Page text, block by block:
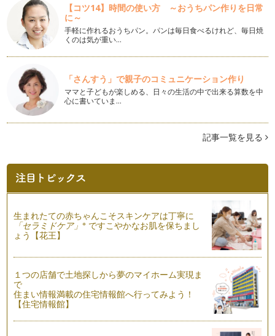
美文字への近道！3ステップで今すぐ品格のあるひらがなに！
前回の記事『脱・ぎこちない字！上級感を出せるたった2つの
コツ』の中でも少し触れたひらがな。…
脱・ぎこちない字！上級感を出せるたった2つのコツ
字を書くのに、リズム…？と思う方もいるかもしれませんね。
…
筆ペンを使いこなしてワンランク上の美文字を目指す！～後編
～
前回の記事では、筆ペンの正しい持ち方、オススメの筆ペン、
筆ペンを使いこなしてワンランク上の美文字を目指す！〜前
編〜
p.p1 {margin: 0.0px 0.0px 0.0px 0.0px; font: 1…
漢数字の『三』で横画をマスター！
漢字を書いていると多く出てくる横画、どれも同じだと思って
いませんか？ 実は一言に&…
子どもっぽい字は卒業！やってしまいがちな3つの失敗
小さい頃、大人になったら自然に大人っぽい字が書けるように
なるのでは？なんて思っていませんで…
今回は、毎日たった5分でも良いので練習してほしい文字をお
【コツ14】時間の使い方 ～おうちパン作りを日常
に～
手軽に作れるおうちパン。パンは毎日食べるけれど、毎日焼
くのは気が重い…
「さんすう」で親子のコミュニケーション作り
ママと子どもが楽しめる、日々の生活の中で出来る算数を中
心に書いていま…
記事一覧を見る
生まれたての赤ちゃんこそスキンケアは丁寧に
「セラミドケア」※ ですこやかなお肌を保ちまし
ょう【花王】
１つの店舗で土地探しから夢のマイホーム実現ま
で
住まい情報満載の住宅情報館へ行ってみよう！
【住宅情報館】